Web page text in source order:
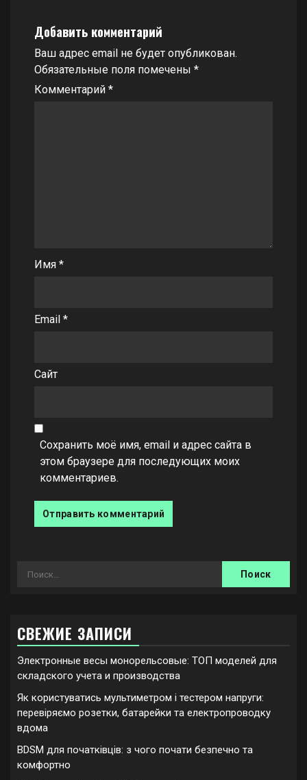
Добавить комментарий
Ваш адрес email не будет опубликован.
Обязательные поля помечены *
Комментарий *
Имя *
Email *
Сайт
Сохранить моё имя, email и адрес сайта в
этом браузере для последующих моих
комментариев.
Найти:
СВЕЖИЕ ЗАПИСИ
Электронные весы монорельсовые: ТОП моделей для
складского учета и производства
Як користуватись мультиметром і тестером напруги:
перевіряємо розетки, батарейки та електропроводку
вдома
BDSM для початківців: з чого почати безпечно та
комфортно